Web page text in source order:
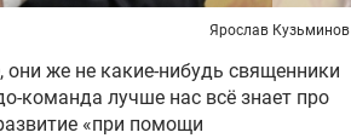
Ярослав Кузьминов
же не какие-нибудь священники
команда лучше нас всё знает про
«при помощи